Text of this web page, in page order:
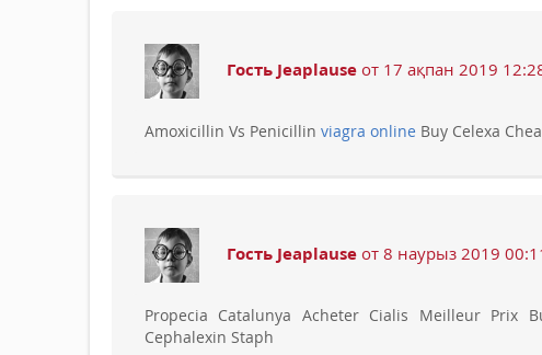
Гость Jeaplause от 17 ақпан 2019
Amoxicillin Vs Penicillin viagra online Buy Celexa
Гость Jeaplause от 8 наурыз 2019
Propecia Catalunya Acheter Cialis Meilleur Prix
Cephalexin Staph